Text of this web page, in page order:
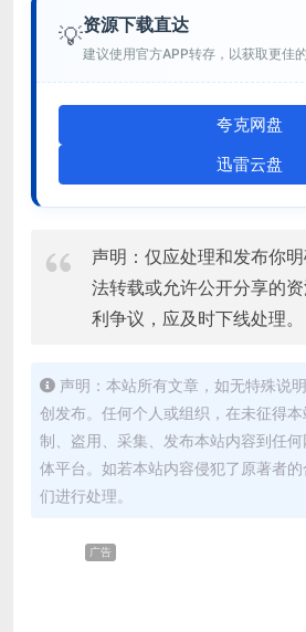
💡资源下载直达
建议使用官方APP转存，以获取更佳
夸克网盘
迅雷云盘
声明：仅应处理和发布你
法转载或允许公开分享的
利争议，应及时下线处理。
声明：本站所有文章，如无特殊说
创发布。任何个人或组织，在未征得
制、盗用、采集、发布本站内容到任
体平台。如若本站内容侵犯了原著者
们进行处理。
广告